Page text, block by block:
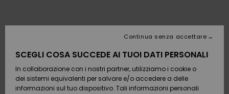
Accessori
Calzature
e
infradito
Accessori
Calzature
e
infradito
Nuovi
Da
Scoprire
SURF
Highlights
Shop
Outlet
Donna
Pagamento
SCEGLI COSA SUCCEDE AI TUOI DATI PERSONALI
In collaborazione con i nostri partner, utilizziamo i cookie o
dei sistemi equivalenti per salvare e/o accedere a delle
informazioni sul tuo dispositivo. Tali informazioni personali
Continua senza accettare